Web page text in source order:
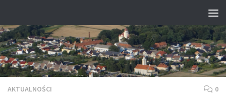
AKTUALNOŚCI 0